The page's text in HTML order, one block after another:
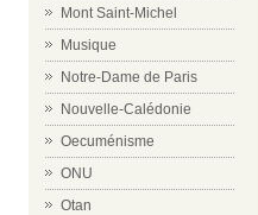
Mont Saint-Michel
Musique
Notre-Dame de Paris
Nouvelle-Calédonie
Oecuménisme
ONU
Otan